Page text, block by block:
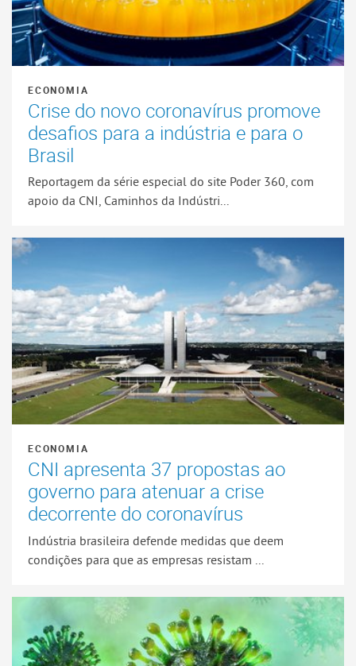
ECONOMIA
Crise do novo coronavírus promove
desafios para a indústria e para o
Brasil
Reportagem da série especial do site Poder 360, com
apoio da CNI, Caminhos da Indústri...
ECONOMIA
CNI apresenta 37 propostas ao
governo para atenuar a crise
decorrente do coronavírus
Indústria brasileira defende medidas que deem
condições para que as empresas resistam ...